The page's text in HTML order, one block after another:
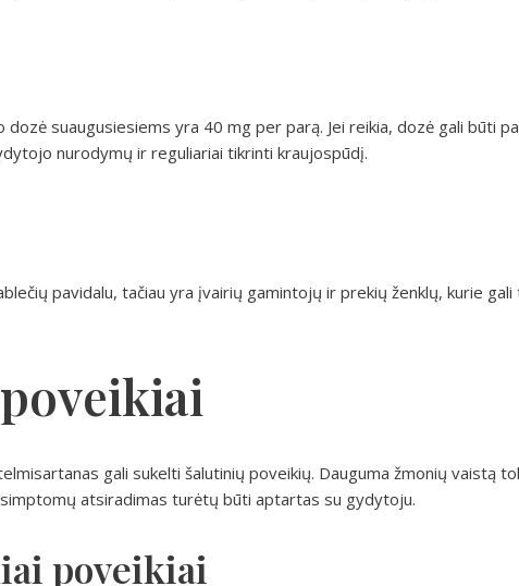
suaugusiesiems yra 40 mg per parą. Jei reikia, dozė gali būti
nurodymų ir reguliariai tikrinti kraujospūdį.
pavidalu, tačiau yra įvairių gamintojų ir prekių ženklų, kurie
gali sukelti šalutinių poveikių. Dauguma žmonių vaistą
atsiradimas turėtų būti aptartas su gydytoju.
poveikiai